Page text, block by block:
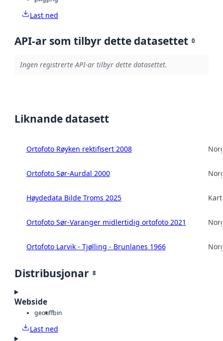
Last ned
API-ar som tilbyr dette datasettet 0
Ingen registrerte API-ar tilbyr dette datasettet.
Liknande datasett
Ortofoto Røyken rektifisert 2008
Ortofoto Sør-Aurdal 2000
Høydedata Bilde Troms 2025
Ortofoto Sør-Varanger midlertidig ortofoto 2021
Ortofoto Larvik - Tjølling - Brunlanes 1966
Distribusjonar 8
Webside
geotiffbin
Last ned